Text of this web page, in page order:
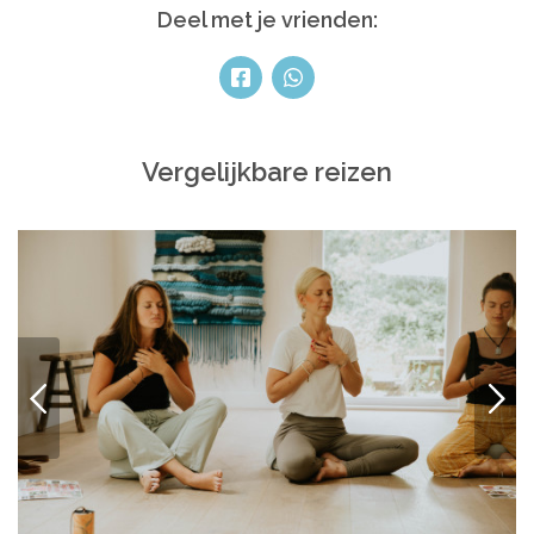
Deel met je vrienden:
Vergelijkbare reizen
VORIGE